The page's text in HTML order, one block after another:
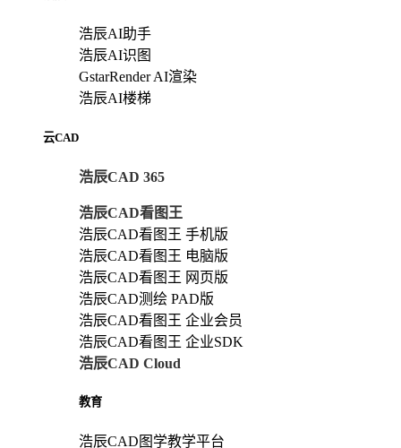
浩辰AI助手
浩辰AI识图
GstarRender AI渲染
浩辰AI楼梯
云CAD
浩辰CAD 365
浩辰CAD看图王
浩辰CAD看图王 手机版
浩辰CAD看图王 电脑版
浩辰CAD看图王 网页版
浩辰CAD测绘 PAD版
浩辰CAD看图王 企业会员
浩辰CAD看图王 企业SDK
浩辰CAD Cloud
教育
浩辰CAD图学教学平台